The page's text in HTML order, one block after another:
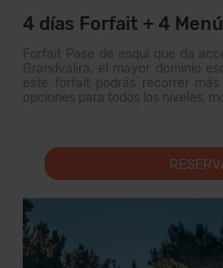
4 días Forfait + 4
Forfait Pase de esquí que da
Grandvalira, el mayor dominio
este forfait podrás recorrer
opciones para todos los niveles,